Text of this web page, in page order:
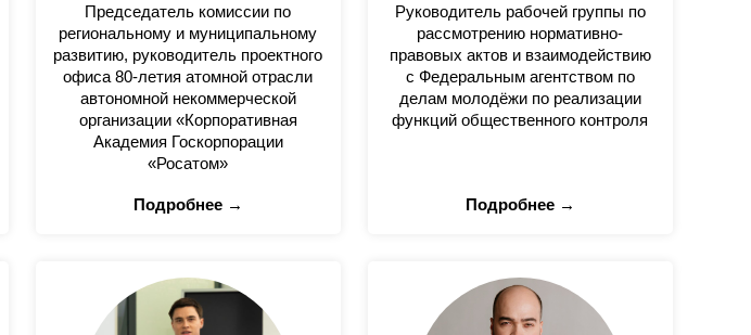
Председатель комиссии по
региональному и муниципальному
развитию, руководитель проектного
офиса 80-летия атомной отрасли
автономной некоммерческой
организации «Корпоративная
Академия Госкорпорации
«Росатом»
Подробнее →
Руководитель рабочей группы по
рассмотрению нормативно-
правовых актов и взаимодействию
с Федеральным агентством по
делам молодёжи по реализации
функций общественного контроля
Подробнее →